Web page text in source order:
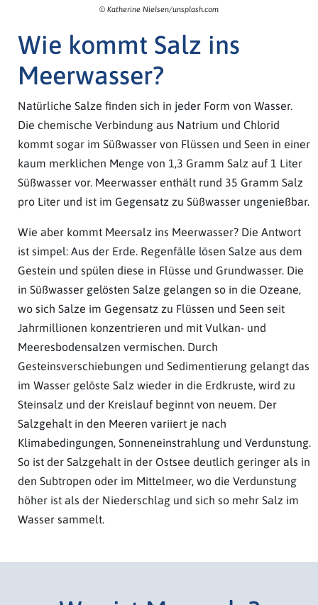
© Katherine Nielsen/unsplash.com
Wie kommt Salz ins
Meerwasser?
Natürliche Salze finden sich in jeder Form von Wasser.
Die chemische Verbindung aus Natrium und Chlorid
kommt sogar im Süßwasser von Flüssen und Seen in einer
kaum merklichen Menge von 1,3 Gramm Salz auf 1 Liter
Süßwasser vor. Meerwasser enthält rund 35 Gramm Salz
pro Liter und ist im Gegensatz zu Süßwasser ungenießbar.
Wie aber kommt Meersalz ins Meerwasser? Die Antwort
ist simpel: Aus der Erde. Regenfälle lösen Salze aus dem
Gestein und spülen diese in Flüsse und Grundwasser. Die
in Süßwasser gelösten Salze gelangen so in die Ozeane,
wo sich Salze im Gegensatz zu Flüssen und Seen seit
Jahrmillionen konzentrieren und mit Vulkan- und
Meeresbodensalzen vermischen. Durch
Gesteinsverschiebungen und Sedimentierung gelangt das
im Wasser gelöste Salz wieder in die Erdkruste, wird zu
Steinsalz und der Kreislauf beginnt von neuem. Der
Salzgehalt in den Meeren variiert je nach
Klimabedingungen, Sonneneinstrahlung und Verdunstung.
So ist der Salzgehalt in der Ostsee deutlich geringer als in
den Subtropen oder im Mittelmeer, wo die Verdunstung
höher ist als der Niederschlag und sich so mehr Salz im
Wasser sammelt.